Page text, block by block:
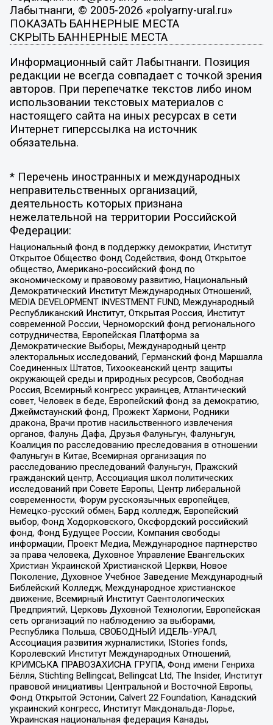
Лабытнанги, © 2005-2026 «polyarny-ural.ru»
ПОКАЗАТЬ БАННЕРНЫЕ МЕСТА
СКРЫТЬ БАННЕРНЫЕ МЕСТА
Информационный сайт Лабытнанги. Позиция
редакции не всегда совпадает с точкой зрения
авторов. При перепечатке текстов либо ином
использовании текстовых материалов с
настоящего сайта на иных ресурсах в сети
Интернет гиперссылка на источник
обязательна.
* Перечень иностранных и международных
неправительственных организаций,
деятельность которых признана
нежелательной на территории Российской
Федерации:
Национальный фонд в поддержку демократии, Институт
Открытое Общество Фонд Содействия, Фонд Открытое
общество, Американо-российский фонд по
экономическому и правовому развитию, Национальный
Демократический Институт Международных Отношений,
MEDIA DEVELOPMENT INVESTMENT FUND, Международный
Республиканский Институт, Открытая Россия, Институт
современной России, Черноморский фонд регионального
сотрудничества, Европейская Платформа за
Демократические Выборы, Международный центр
электоральных исследований, Германский фонд Маршалла
Соединенных Штатов, Тихоокеанский центр защиты
окружающей среды и природных ресурсов, Свободная
Россия, Всемирный конгресс украинцев, Атлантический
совет, Человек в беде, Европейский фонд за демократию,
Джеймстаунский фонд, Прожект Хармони, Родники
дракона, Врачи против насильственного извлечения
органов, Фалунь Дафа, Друзья Фалуньгун, Фалуньгун,
Коалиция по расследованию преследования в отношении
Фалуньгун в Китае, Всемирная организация по
расследованию преследований Фалуньгун, Пражский
гражданский центр, Ассоциация школ политических
исследований при Совете Европы, Центр либеральной
современности, Форум русскоязычных европейцев,
Немецко-русский обмен, Бард колледж, Европейский
выбор, Фонд Ходорковского, Оксфордский российский
фонд, Фонд Будущее России, Компания свободы
информации, Проект Медиа, Международное партнерство
за права человека, Духовное Управление Евангельских
Христиан Украинской Христианской Церкви, Новое
Поколение, Духовное Учебное Заведение Международный
Библейский Колледж, Международное христианское
движение, Всемирный Институт Саентологических
Предприятий, Церковь Духовной Технологии, Европейская
сеть организаций по наблюдению за выборами,
Республика Польша, СВОБОДНЫЙ ИДЕЛЬ-УРАЛ,
Ассоциация развития журналистики, IStories fonds,
Королевский Институт Международных Отношений,
КРИМСЬКА ПРАВОЗАХИСНА ГРУПА, Фонд имени Генриха
Бёлля, Stichting Bellingcat, Bellingcat Ltd, The Insider, Институт
правовой инициативы Центральной и Восточной Европы,
Фонд Открытой Эстонии, Calvert 22 Foundation, Канадский
украинский конгресс, Институт Макдональда-Лорье,
Украинская национальная федерация Канады,